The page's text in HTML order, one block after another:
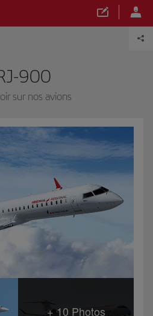
900
sur nos avions